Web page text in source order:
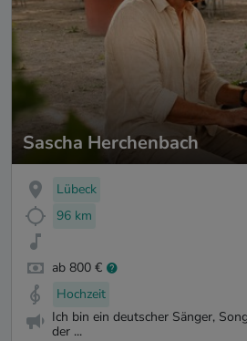
Sascha Herchenbach
Lübeck
96 km
ab 800 €
Hochzeit
Ich bin ein deutscher Sänger,
der ...